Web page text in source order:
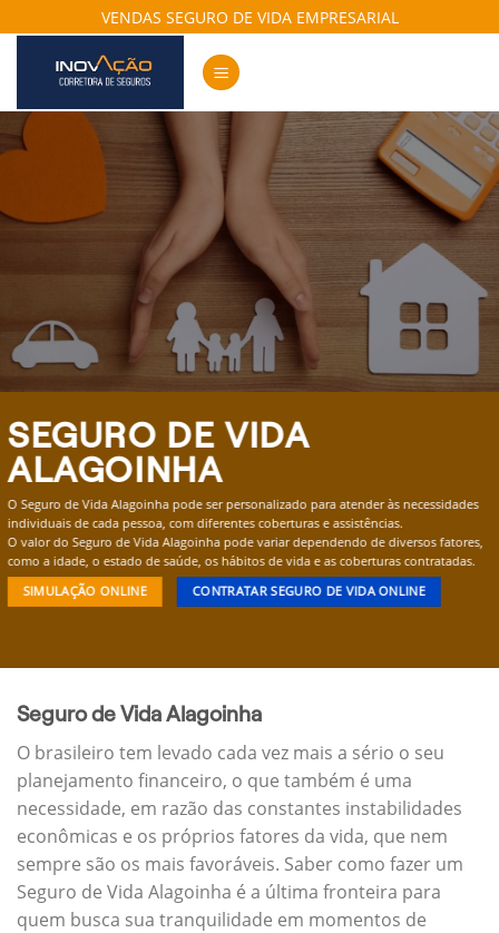
to
content
VENDAS SEGURO DE VIDA EMPRESARIAL
SEGURO DE VIDA
ALAGOINHA
O Seguro de Vida Alagoinha pode ser personalizado para atender às necessidades
individuais de cada pessoa, com diferentes coberturas e assistências.
O valor do Seguro de Vida Alagoinha pode variar dependendo de diversos fatores,
como a idade, o estado de saúde, os hábitos de vida e as coberturas contratadas.
SIMULAÇÃO ONLINE CONTRATAR SEGURO DE VIDA ONLINE
Seguro de Vida Alagoinha
O brasileiro tem levado cada vez mais a sério o seu
planejamento financeiro, o que também é uma
necessidade, em razão das constantes instabilidades
econômicas e os próprios fatores da vida, que nem
sempre são os mais favoráveis. Saber como fazer um
Seguro de Vida Alagoinha é a última fronteira para
quem busca sua tranquilidade em momentos de